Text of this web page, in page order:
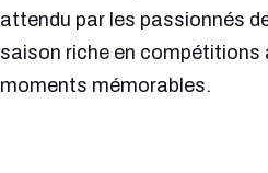
attendu par les passionnés
saison riche en compétitions
moments mémorables.